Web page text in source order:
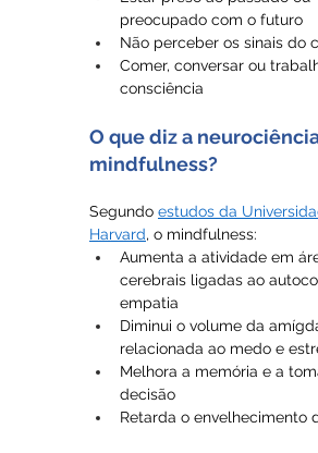
preocupado com o futuro
Não perceber os sinais do
Comer, conversar ou
consciência
O que diz a
mindfulness?
Segundo estudos da
Harvard, o mindfulness:
Aumenta a atividade em
cerebrais ligadas ao
empatia
Diminui o volume da
relacionada ao medo e
Melhora a memória e a
decisão
Retarda o envelhecimento